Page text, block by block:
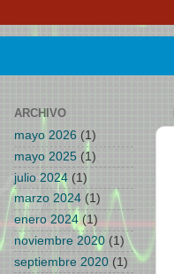
ARCHIVO
mayo 2026 (1)
mayo 2025 (1)
julio 2024 (1)
marzo 2024 (1)
enero 2024(1)
noviembre 2020 (1)
septiembre 2020 (1)